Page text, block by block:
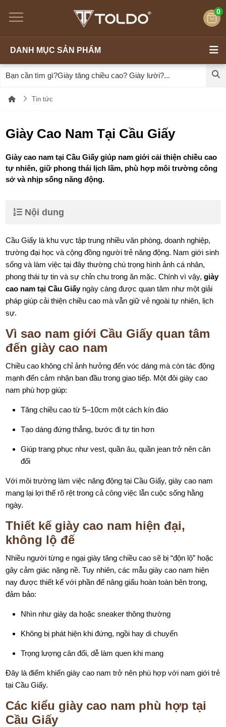
0
DANH MỤC SẢN PHẨM
Tin tức
Giày Cao Nam Tại Cầu Giấy
Giày cao nam tại Cầu Giấy giúp nam giới cải thiện chiều cao
tự nhiên, giữ phong thái lịch lãm, phù hợp môi trường công
sở và nhịp sống năng động.
Nội dung
Cầu Giấy là khu vực tập trung nhiều văn phòng, doanh nghiệp,
trường đại học và cộng đồng người trẻ năng động. Nam giới sinh
sống và làm việc tại đây thường chú trọng hình ảnh cá nhân,
phong thái tự tin và sự chỉn chu trong ăn mặc. Chính vì vậy,giày
cao nam tại Cầu Giấyngày càng được quan tâm như một giải
pháp giúp cải thiện chiều cao mà vẫn giữ vẻ ngoài tự nhiên, lịch
sự.
Vì sao nam giới Cầu Giấy quan tâm
đến giày cao nam
Chiều cao không chỉ ảnh hưởng đến vóc dáng mà còn tác động
mạnh đến cảm nhận ban đầu trong giao tiếp. Một đôi giày cao
nam phù hợp giúp:
Tăng chiều cao từ 5–10cm một cách kín đáo
Tạo dáng đứng thẳng, bước đi tự tin hơn
Giúp trang phục như vest, quần âu, quần jean trở nên cân
đối
Với môi trường làm việc năng động tại Cầu Giấy, giày cao nam
mang lại lợi thế rõ rệt trong cả công việc lẫn cuộc sống hằng
ngày.
Thiết kế giày cao nam hiện đại,
không lộ đế
Nhiều người từng e ngại giày tăng chiều cao sẽ bị “độn lộ” hoặc
gây cảm giác nặng nề. Tuy nhiên, các mẫu giày cao nam hiện
nay được thiết kế với phần đế nâng giấu hoàn toàn bên trong,
đảm bảo:
Nhìn như giày da hoặc sneaker thông thường
Không bị phát hiện khi đứng, ngồi hay di chuyển
Trọng lượng cân đối, dễ làm quen khi mang
Đây là điểm khiến giày cao nam trở nên phù hợp với nam giới trẻ
tại Cầu Giấy.
Các kiểu giày cao nam phù hợp tại
Cầu Giấy